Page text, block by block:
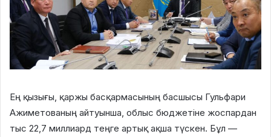
Ең қызығы , қаржы басқармасының басшысы Гульфари
Ажиметованың айтуынша, облыс бюджетіне жоспардан
тыс 22,7 миллиард теңге артық ақша түскен. Бұл —